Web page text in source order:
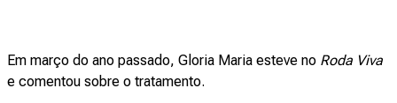
Em março do ano passado, Gloria Maria esteve no Roda Viva
e comentou sobre o tratamento.